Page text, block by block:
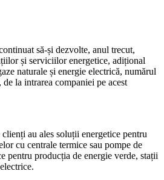
finele
anului
să-și dezvolte, anul trecut,
și serviciilor energetice, adițional
naturale și energie electrică, numărul
la intrarea companiei pe acest
au ales soluții energetice pentru
cu centrale termice sau pompe de
pentru producția de energie verde, stații